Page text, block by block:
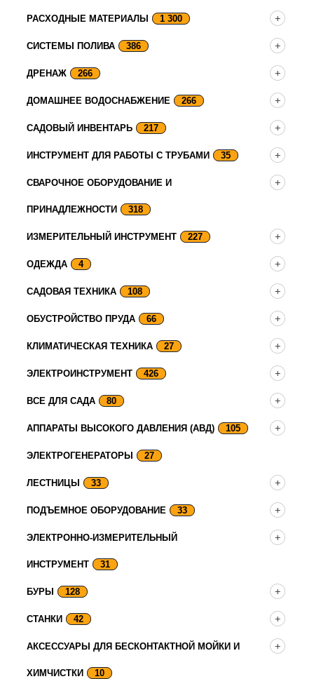
РАСХОДНЫЕ МАТЕРИАЛЫ 1 300
СИСТЕМЫ ПОЛИВА 386
ДРЕНАЖ 266
ДОМАШНЕЕ ВОДОСНАБЖЕНИЕ 266
САДОВЫЙ ИНВЕНТАРЬ 217
ИНСТРУМЕНТ ДЛЯ РАБОТЫ С ТРУБАМИ 35
СВАРОЧНОЕ ОБОРУДОВАНИЕ И
ПРИНАДЛЕЖНОСТИ 318
ИЗМЕРИТЕЛЬНЫЙ ИНСТРУМЕНТ 227
ОДЕЖДА 4
САДОВАЯ ТЕХНИКА 108
ОБУСТРОЙСТВО ПРУДА 66
КЛИМАТИЧЕСКАЯ ТЕХНИКА 27
ЭЛЕКТРОИНСТРУМЕНТ 426
ВСЕ ДЛЯ САДА 80
АППАРАТЫ ВЫСОКОГО ДАВЛЕНИЯ (АВД) 105
ЭЛЕКТРОГЕНЕРАТОРЫ 27
ЛЕСТНИЦЫ 33
ПОДЪЕМНОЕ ОБОРУДОВАНИЕ 33
ЭЛЕКТРОННО-ИЗМЕРИТЕЛЬНЫЙ
ИНСТРУМЕНТ 31
БУРЫ 128
СТАНКИ 42
АКСЕССУАРЫ ДЛЯ БЕСКОНТАКТНОЙ МОЙКИ И
ХИМЧИСТКИ 10